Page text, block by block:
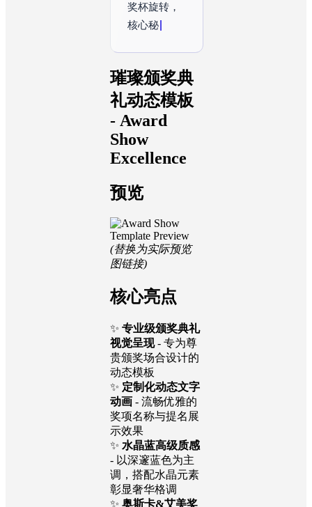
奖杯旋转，
核心秘密藏
的隐藏参数
里。
璀璨颁奖典
- Award
Excellence
预览
(替换为实际预览
图链接)
核心亮点
✨专业级颁奖典礼
视觉呈现- 专为尊
贵颁奖场合设计的
动态模板
✨定制化动态文字
动画 - 流畅优雅的
奖项名称与提名展
示效果